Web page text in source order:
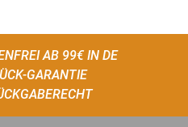
AB 99€ IN DE
GARANTIE